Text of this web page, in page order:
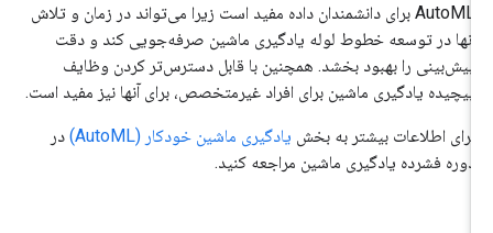
AutoML برای دانشمندان داده مفید است زیرا می‌تواند در زمان و تلاش
آنها در توسعه خطوط لوله یادگیری ماشین صرفه‌جویی کند و دقت
پیش‌بینی را بهبود بخشد. همچنین با قابل دسترس‌تر کردن وظایف
پیچیده یادگیری ماشین برای افراد غیرمتخصص، برای آنها نیز مفید است.
برای اطلاعات بیشتر به بخش یادگیری ماشین خودکار (AutoML)
در
دوره فشرده یادگیری ماشین مراجعه کنید.